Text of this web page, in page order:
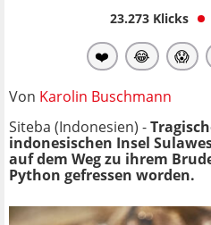
23.273Klicks
❤️ 😂 😱
Von Karolin Buschmann
Siteba (Indonesien) -
indonesischen Insel
auf dem Weg zu ihrem
Python gefressen worden.